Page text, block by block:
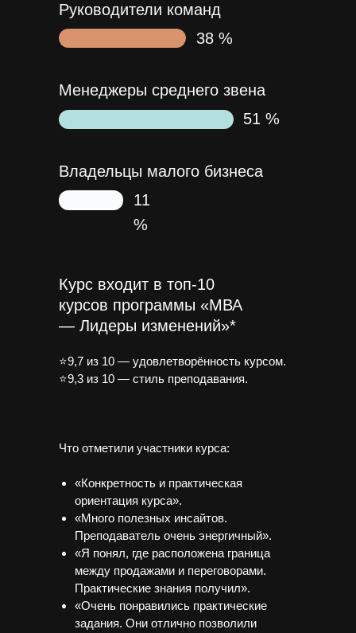
Руководители команд
38 %
Менеджеры среднего звена
51 %
Владельцы малого бизнеса
11
%
Что отметили участники курса:
«Конкретность и практическая
ориентация курса».
«Много полезных инсайтов.
Преподаватель очень энергичный».
«Я понял, где расположена граница
между продажами и переговорами.
Практические знания получил».
«Очень понравились практические
задания. Они отлично позволили
Курс входит в топ-10
курсов программы «МВА
— Лидеры изменений»*
⭐9,7 из 10 — удовлетворённость курсом.
⭐9,3 из 10 — стиль преподавания.